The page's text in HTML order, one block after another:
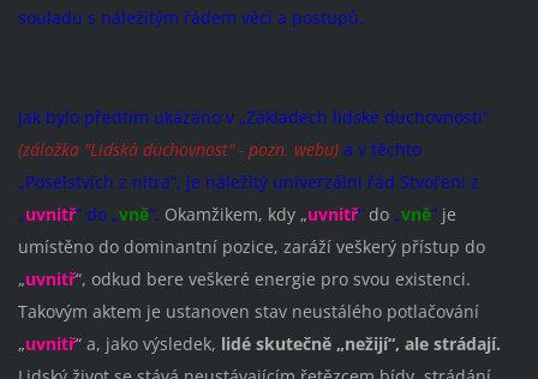
souladu s náležitým řádem věcí a postupů.
Jak bylo předtím ukázáno v „Základech lidské duchovnosti“
(záložka "Lidská duchovnost" - pozn. webu)a v těchto
„Poselstvích z nitra“, je náležitý univerzální řád Stvoření z
„uvnitř“ do „vně“. Okamžikem, kdy „uvnitř“ do„vně“ je
umístěno do dominantní pozice, zaráží veškerý přístup do
„uvnitř“, odkud bere veškeré energie pro svou existenci.
Takovým aktem je ustanoven stav neustálého potlačování
„uvnitř“ a, jako výsledek, lidé skutečně „nežijí“, ale strádají.